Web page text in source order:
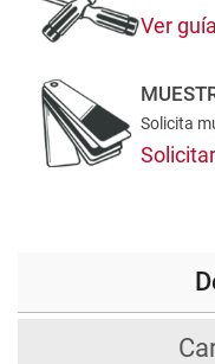
Ver guía
Solicita
Solicitar